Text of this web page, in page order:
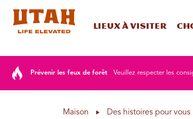
Lieux à visiter
Prévenir les feux de forêt Veuillez respecter les
Maison Des histoires pour